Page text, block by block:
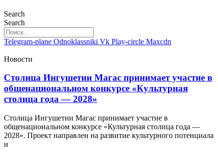
Search
Search
Telegram-plane Odnoklassniki Vk Play-circle Maxcdn
Новости
Столица Ингушетии Магас принимает участие в
общенациональном конкурсе «Культурная
столица года — 2028»
Столица Ингушетии Магас принимает участие в
общенациональном конкурсе «Культурная столица года —
2028». Проект направлен на развитие культурного потенциала
и